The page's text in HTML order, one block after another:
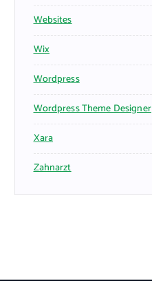
Websites
Wix
Wordpress
Wordpress Theme Designer
Xara
Zahnarzt